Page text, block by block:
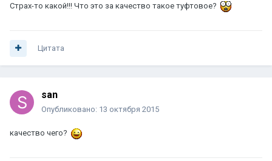
Страх-то какой!!! Что это за качество такое туфтовое?
Цитата
san
Опубликовано: 13 октября 2015
качество чего?